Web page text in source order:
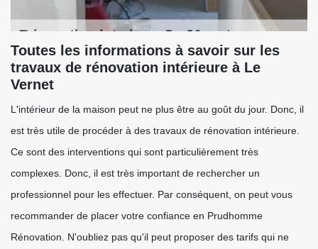
Toutes les informations à savoir sur les
travaux de rénovation intérieure à Le
Vernet
L'intérieur de la maison peut ne plus être au goût du jour. Donc, il
est très utile de procéder à des travaux de rénovation intérieure.
Ce sont des interventions qui sont particulièrement très
complexes. Donc, il est très important de rechercher un
professionnel pour les effectuer. Par conséquent, on peut vous
recommander de placer votre confiance en Prudhomme
Rénovation. N'oubliez pas qu'il peut proposer des tarifs qui ne